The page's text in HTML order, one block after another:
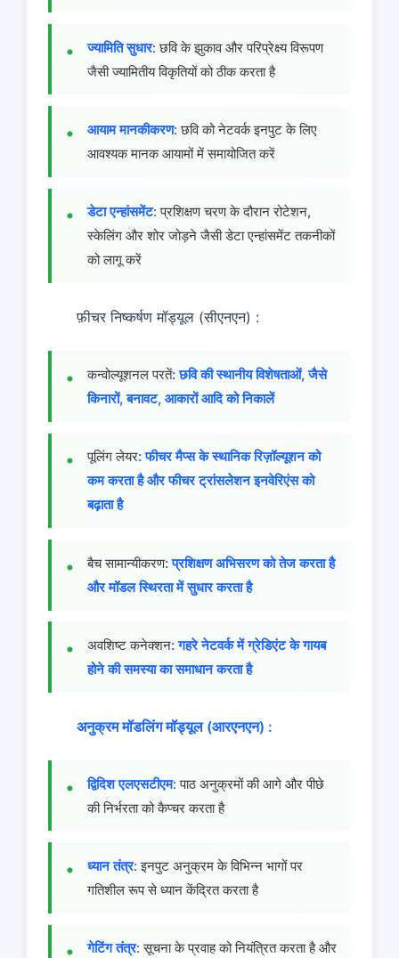
ज्यामिति सुधार: छवि के झुकाव और परिप्रेक्ष्य विरूपण
जैसी ज्यामितीय विकृतियों को ठीक करता है
आयाम मानकीकरण: छवि को नेटवर्क इनपुट के लिए
आवश्यक मानक आयामों में समायोजित करें
डेटा एन्हांसमेंट: प्रशिक्षण चरण के दौरान रोटेशन,
स्केलिंग और शोर जोड़ने जैसी डेटा एन्हांसमेंट तकनीकों
को लागू करें
फ़ीचर निष्कर्षण मॉड्यूल (सीएनएन) :
कन्वोल्यूशनल परतें: छवि की स्थानीय विशेषताओं, जैसे
किनारों, बनावट, आकारों आदि को निकालें
पूलिंग लेयर: फीचर मैप्स के स्थानिक रिज़ॉल्यूशन को
कम करता है और फीचर ट्रांसलेशन इनवेरिएंस को
बढ़ाता है
बैच सामान्यीकरण: प्रशिक्षण अभिसरण को तेज करता है
और मॉडल स्थिरता में सुधार करता है
अवशिष्ट कनेक्शन: गहरे नेटवर्क में ग्रेडिएंट के गायब
होने की समस्या का समाधान करता है
अनुक्रम मॉडलिंग मॉड्यूल (आरएनएन) :
द्विदिश एलएसटीएम: पाठ अनुक्रमों की आगे और पीछे
की निर्भरता को कैप्चर करता है
ध्यान तंत्र: इनपुट अनुक्रम के विभिन्न भागों पर
गतिशील रूप से ध्यान केंद्रित करता है
गेटिंग तंत्र: सूचना के प्रवाह को नियंत्रित करता है और